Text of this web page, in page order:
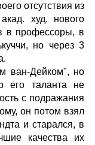
отсутствия из
худ. нового
в профессоры, в
но через 3
ван-Дейком", но
его таланта не
с подражания
он потом взял
и старался, в
качества их